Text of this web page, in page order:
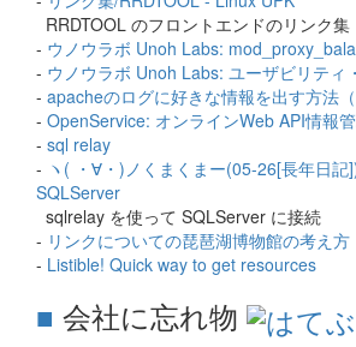
RRDTOOL のフロントエンドのリンク集
- ウノウラボ Unoh Labs:
- ウノウラボ Unoh Labs: ユーザビリティ
- apacheのログに好きな情報を出す方法（
- OpenService: オンラインWeb API情報
- sql relay
- ヽ( ・∀・)ノくまくまー(05-26[長年日記
SQLServer
sqlrelay を使って SQLServer に接続
- リンクについての琵琶湖博物館の考え方
- Listible! Quick way to get resources
■ 会社に忘れ物